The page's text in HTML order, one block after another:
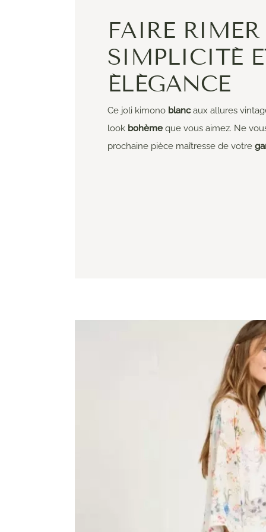
FAIRE RIMER
SIMPLICITÉ
ÉLÉGANCE
Ce joli kimono blancaux allures
look bohèmeque vous aimez. Ne
prochaine pièce maîtresse de votre